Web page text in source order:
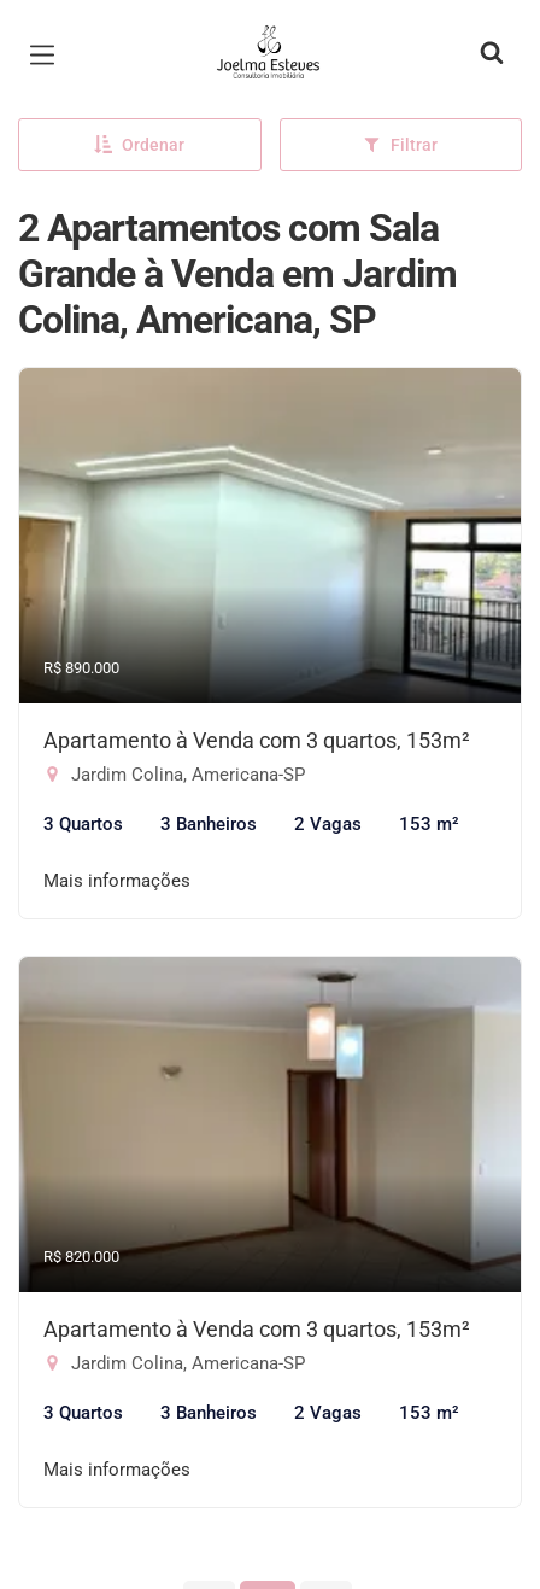
Página inicial
Ordenar Filtrar
2 Apartamentos com Sala
Grande à Venda em Jardim
Colina, Americana, SP
R$ 890.000
Apartamento à Venda com 3 quartos, 153m²
Jardim Colina, Americana-SP
3 Quartos 3 Banheiros 2 Vagas 153 m²
Mais informações
R$ 820.000
Apartamento à Venda com 3 quartos, 153m²
Jardim Colina, Americana-SP
3 Quartos 3 Banheiros 2 Vagas 153 m²
Mais informações